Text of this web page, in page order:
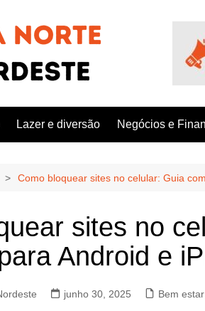
Lazer e diversão Negócios e
Como bloquear sites no celular: Guia
sites no
Android e
junho 30, 2025 Bem estar